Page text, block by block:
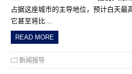
占据这座城市的主导地位，预计白天最
它甚至将比…
READ MORE
新闻报导